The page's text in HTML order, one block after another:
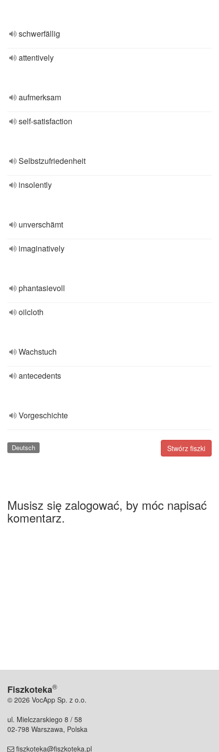
schwerfällig
attentively
aufmerksam
self-satisfaction
Selbstzufriedenheit
insolently
unverschämt
imaginatively
phantasievoll
oilcloth
Wachstuch
antecedents
Vorgeschichte
Stwórz fiszki
Deutsch
Musisz się zalogować, by móc napisać
komentarz.
Fiszkoteka®
© 2026 VocApp Sp. z o.o.
ul. Mielczarskiego 8 / 58
02-798 Warszawa, Polska
fiszkoteka@fiszkoteka.pl